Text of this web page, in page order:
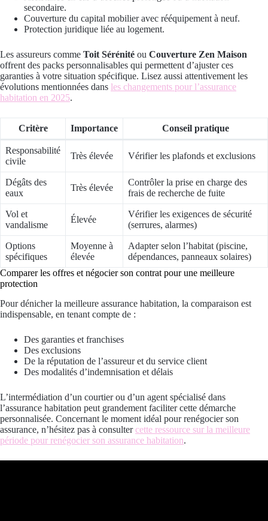
secondaire.
Couverture du capital mobilier avec rééquipement à neuf.
Protection juridique liée au logement.
Les assureurs comme Toit Sérénité ou Couverture Zen Maison
offrent des packs personnalisables qui permettent d’ajuster ces
garanties à votre situation spécifique. Lisez aussi attentivement les
évolutions mentionnées dans les changements pour l’assurance
habitation en 2025.
Critère Importance Conseil pratique
Responsabilité
civile
Très élevée Vérifier les plafonds et exclusions
Dégâts des
eaux
Très élevée
Contrôler la prise en charge des
frais de recherche de fuite
Vol et
vandalisme
Élevée
Vérifier les exigences de sécurité
(serrures, alarmes)
Options
spécifiques
Moyenne à
élevée
Adapter selon l’habitat (piscine,
dépendances, panneaux solaires)
Comparer les offres et négocier son contrat pour une meilleure
protection
Pour dénicher la meilleure assurance habitation, la comparaison est
indispensable, en tenant compte de :
Des garanties et franchises
Des exclusions
De la réputation de l’assureur et du service client
Des modalités d’indemnisation et délais
L’intermédiation d’un courtier ou d’un agent spécialisé dans
l’assurance habitation peut grandement faciliter cette démarche
personnalisée. Concernant le moment idéal pour renégocier son
assurance, n’hésitez pas à consultercette ressource sur la meilleure
période pour renégocier son assurance habitation.